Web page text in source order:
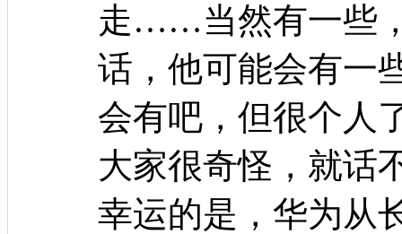
走……当然有一些
话，他可能会有一
会有吧，但很个人
大家很奇怪，就话
幸运的是，华为从